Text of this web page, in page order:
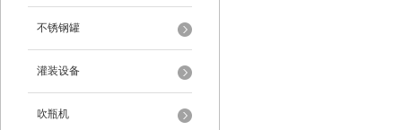
不锈钢罐
灌装设备
吹瓶机